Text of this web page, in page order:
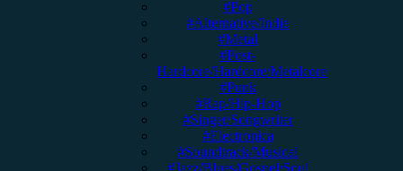
#Pop
#Alternative/Indie
#Metal
#Post-
Hardcore/Hardcore/Metalcore
#Punk
#Rap/Hip-Hop
#Singer/Songwriter
#Electronica
#Soundtrack/Musical